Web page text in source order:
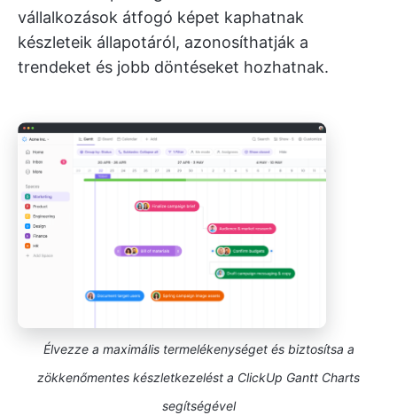
vállalkozások átfogó képet kaphatnak
készleteik állapotáról, azonosíthatják a
trendeket és jobb döntéseket hozhatnak.
Élvezze a maximális termelékenységet és biztosítsa a
zökkenőmentes készletkezelést a ClickUp Gantt Charts
segítségével